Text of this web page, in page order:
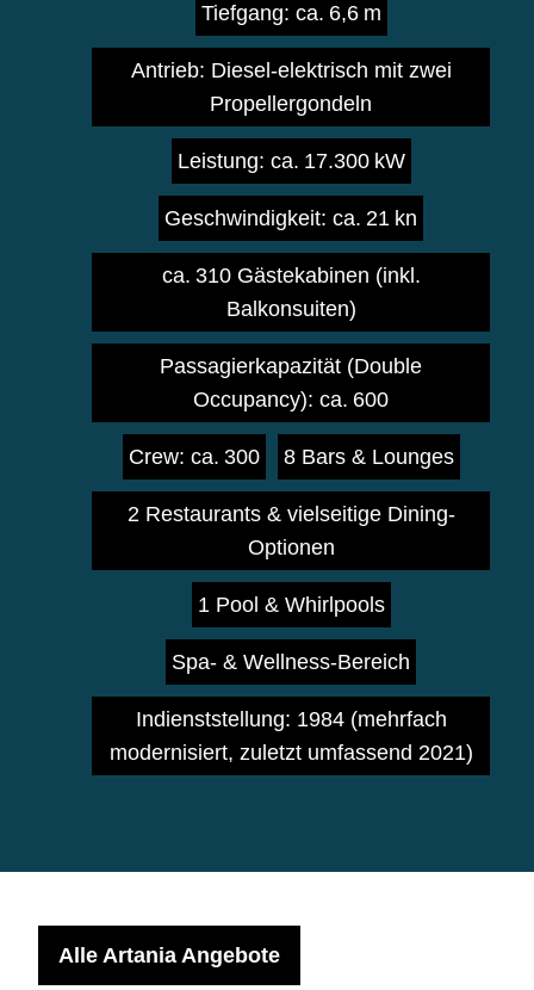
Tiefgang: ca. 6,6 m
Antrieb: Diesel-elektrisch mit zwei
Propellergondeln
Leistung: ca. 17.300 kW
Geschwindigkeit: ca. 21 kn
ca. 310 Gästekabinen (inkl.
Balkonsuiten)
Passagierkapazität (Double
Occupancy): ca. 600
Crew: ca. 300 8 Bars & Lounges
2 Restaurants & vielseitige Dining-
Optionen
1 Pool & Whirlpools
Spa‑ & Wellness-Bereich
Indienststellung: 1984 (mehrfach
modernisiert, zuletzt umfassend 2021)
Alle Artania Angebote